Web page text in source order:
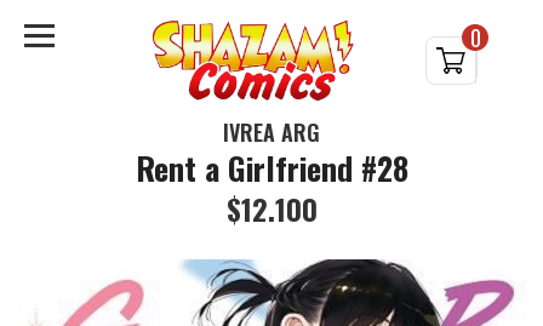
0
IVREA ARG
Rent a Girlfriend #28
$12.100